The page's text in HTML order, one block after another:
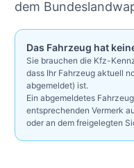
dem
Das Fahrzeug hat
Sie brauchen die Kfz-
dass Ihr Fahrzeug aktuell
abgemeldet) ist.
Ein abgemeldetes
entsprechenden Vermerk
oder an dem freigelegten